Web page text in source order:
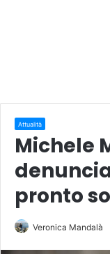
Attualità
Michele
pronto
Veronica Mandalà